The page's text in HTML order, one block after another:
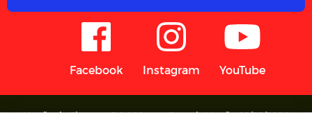
Facebook Instagram YouTube